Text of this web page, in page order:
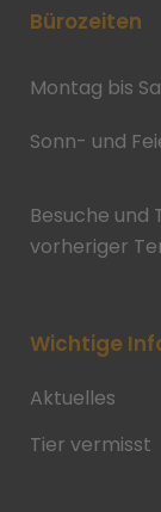
Bürozeiten
Montag bis
Sonn- und
Besuche
vorheriger
Wichtige
Aktuelles
Tier vermisst